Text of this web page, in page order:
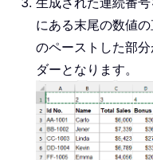
にある末尾の数値
のペーストした部
ダーとなります。